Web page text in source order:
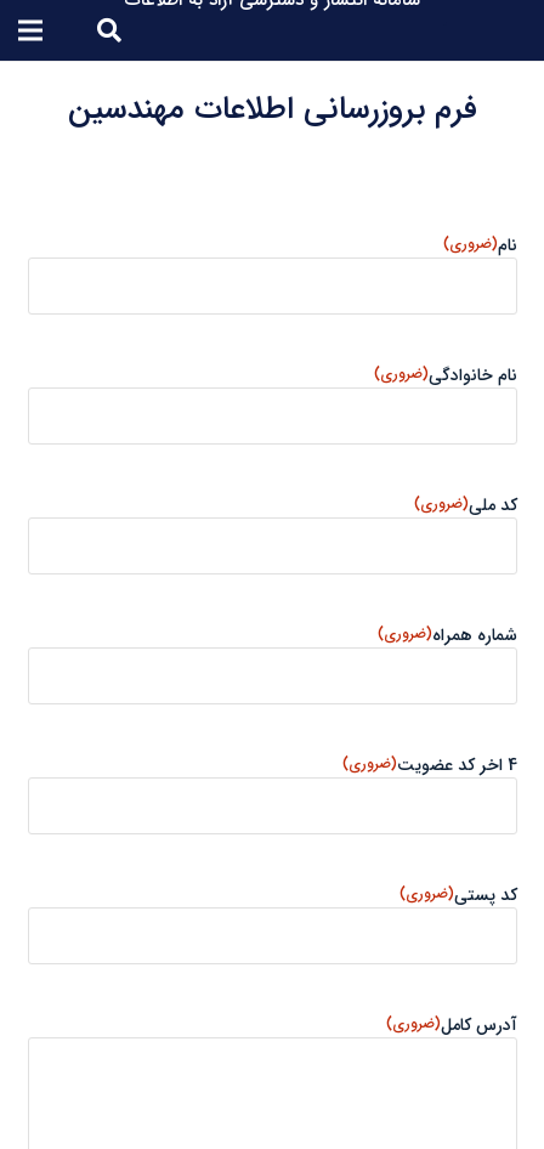
فرم بروزرسانی اطلاعات مهندسین
نام(ضروری)
نام خانوادگی(ضروری)
کد ملی(ضروری)
شماره همراه(ضروری)
4 اخر کد عضویت (ضروری)
کد پستی(ضروری)
آدرس کامل(ضروری)